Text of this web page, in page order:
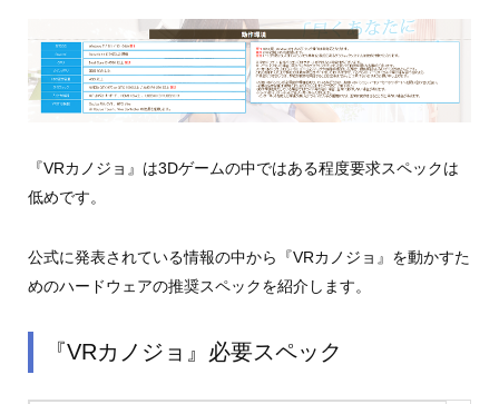
『VRカノジョ』は3Dゲームの中ではある程度要求スペックは
低めです。
公式に発表されている情報の中から『VRカノジョ』を動かすた
めのハードウェアの推奨スペックを紹介します。
『VRカノジョ』必要スペック